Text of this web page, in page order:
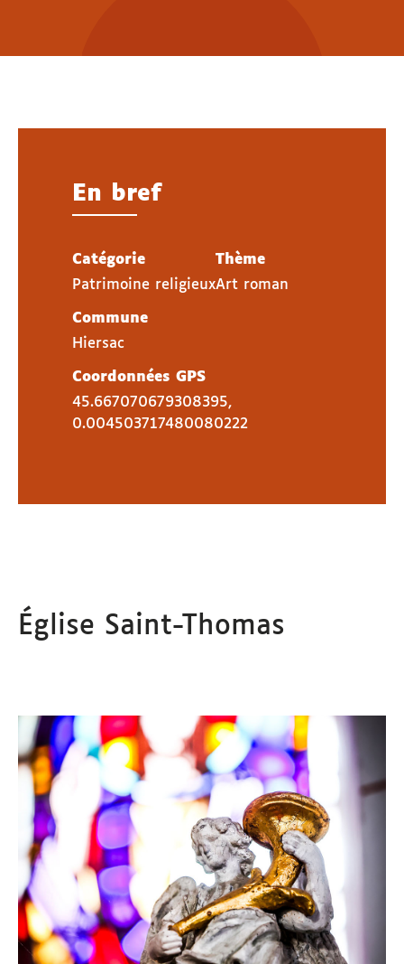
En bref
Catégorie
Patrimoine religieux
Thème
Art roman
Commune
Hiersac
Coordonnées GPS
45.667070679308395,
0.004503717480080222
Église Saint-Thomas